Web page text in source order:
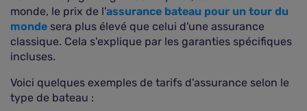
monde, le prix de l'assurance bateau pour un tour du
monde sera plus élevé que celui d'une assurance
classique. Cela s'explique par les garanties spécifiques
incluses.
Voici quelques exemples de tarifs d'assurance selon le
type de bateau :